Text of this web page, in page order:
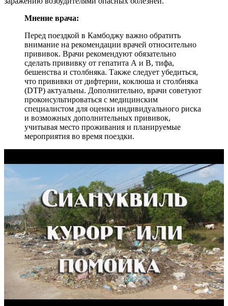
Мнение врача:
Перед поездкой в Камбоджу важно обратить
внимание на рекомендации врачей относительно
прививок. Врачи рекомендуют обязательно
сделать прививку от гепатита А и В, тифа,
бешенства и столбняка. Также следует убедиться,
что прививки от дифтерии, коклюша и столбняка
(DTP) актуальны. Дополнительно, врачи советуют
проконсультироваться с медицинским
специалистом для оценки индивидуального риска
и возможных дополнительных прививок,
учитывая место проживания и планируемые
мероприятия во время поездки.